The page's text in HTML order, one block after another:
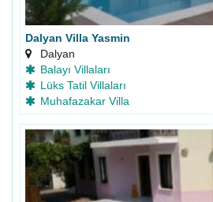
Dalyan Villa Yasmin
Dalyan
Balayı Villaları
Lüks Tatil Villaları
Muhafazakar Villa